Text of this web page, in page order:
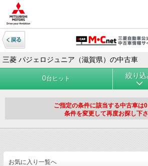
三菱 パジェロジュニア（滋賀県）の中古車
0台ヒット 絞り込
ご指定の条件に該当する中古車は0
条件を変更して再度お探し下さ
お気に入り一覧へ